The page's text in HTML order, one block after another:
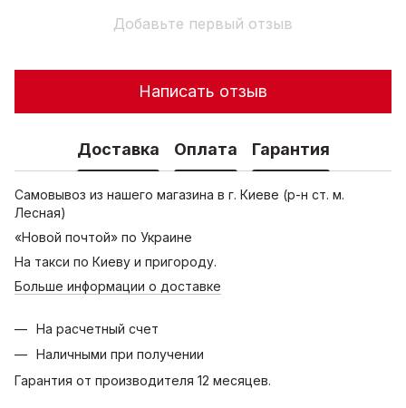
Добавьте первый отзыв
Написать отзыв
Доставка Оплата Гарантия
Самовывоз из нашего магазина в г. Киеве (р-н ст. м.
Лесная)
«Новой почтой» по Украине
На такси по Киеву и пригороду.
Больше информации о доставке
На расчетный счет
Наличными при получении
Гарантия от производителя 12 месяцев.